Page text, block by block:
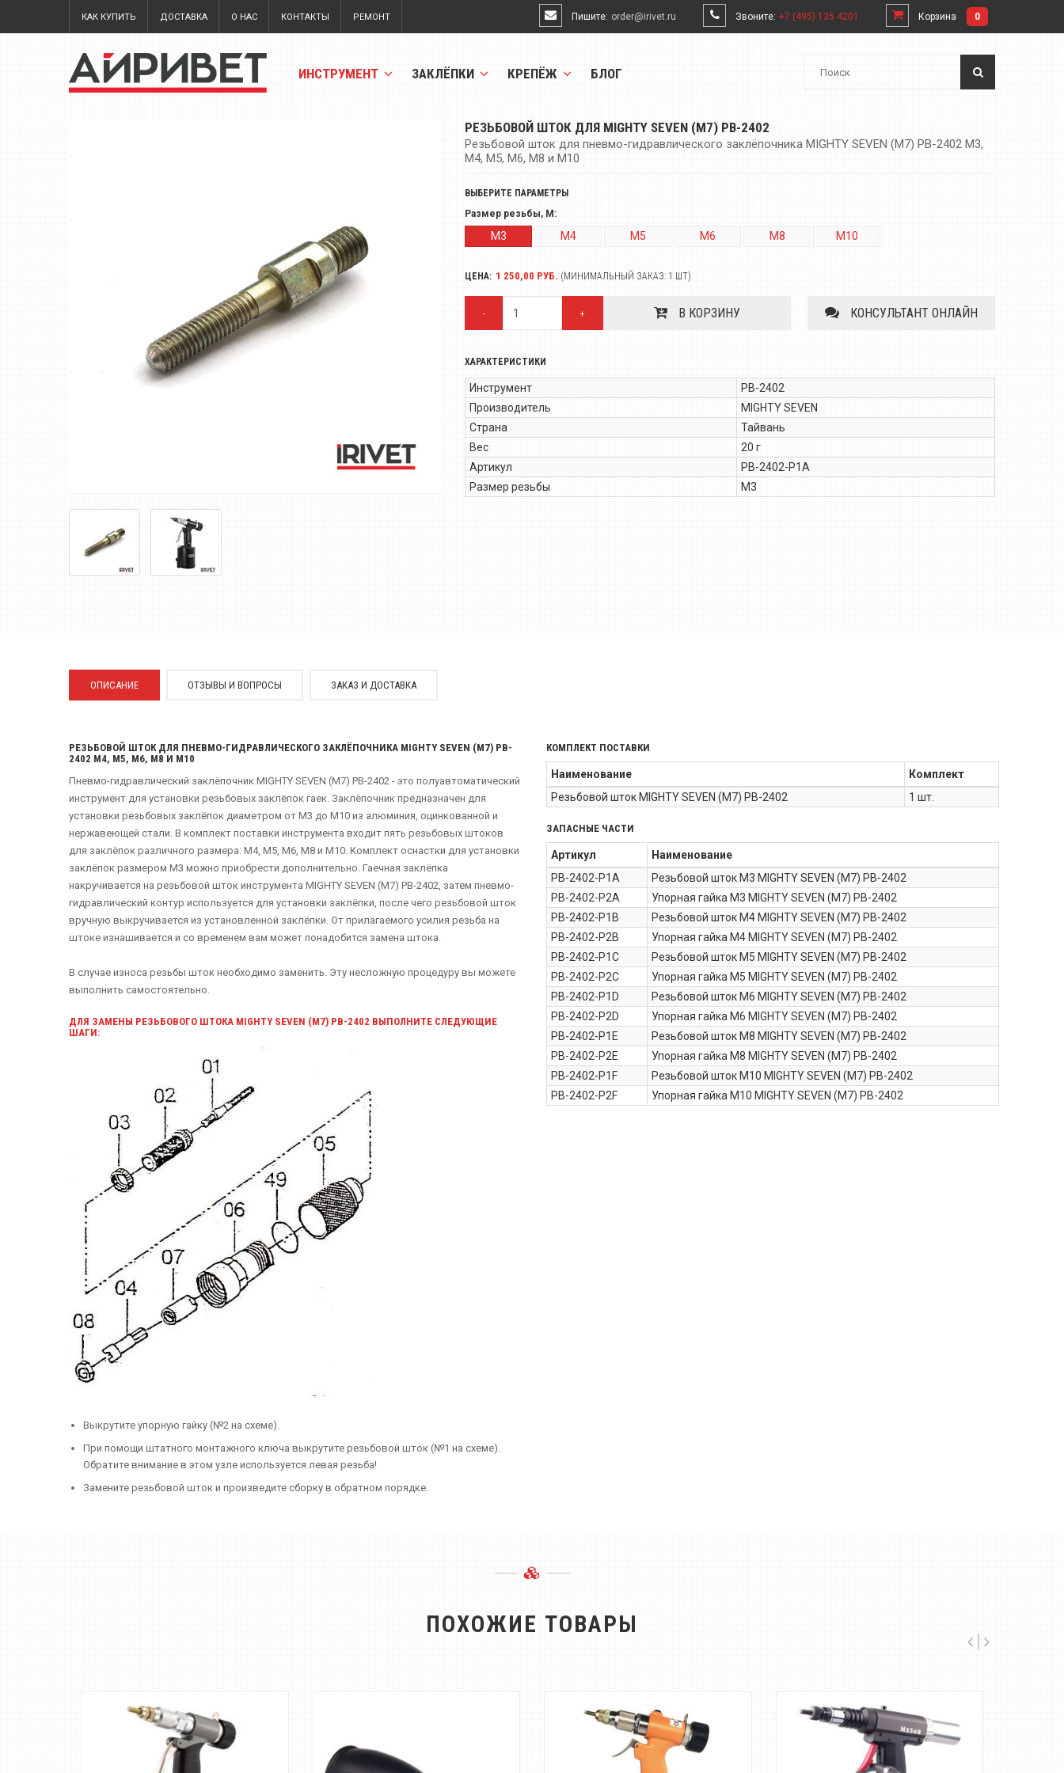
КАК КУПИТЬ ДОСТАВКА О НАС КОНТАКТЫ РЕМОНТ Пишите: order@irivet.ru Звоните: +7 (495) 135 4201 Корзина 0
ИНСТРУМЕНТ ЗАКЛЁПКИ КРЕПЁЖ БЛОГ
РЕЗЬБОВОЙ ШТОК ДЛЯ MIGHTY SEVEN (M7) PB-2402
Резьбовой шток для пневмо-гидравлического заклёпочника MIGHTY SEVEN (M7) PB-2402 M3,
M4, M5, M6, M8 и М10
ВЫБЕРИТЕ ПАРАМЕТРЫ
Размер резьбы, M:
M3 M4 M5 M6 M8 M10
ЦЕНА: 1 250,00 РУБ. (МИНИМАЛЬНЫЙ ЗАКАЗ: 1 ШТ)
- + В КОРЗИНУ КОНСУЛЬТАНТ ОНЛАЙН
ХАРАКТЕРИСТИКИ
Инструмент
PB-2402
Производитель
MIGHTY SEVEN
Страна
Тайвань
Вес
20 г
Артикул
PB-2402-P1A
Размер резьбы
М3
ОПИСАНИЕ ОТЗЫВЫ И ВОПРОСЫ ЗАКАЗ И ДОСТАВКА
РЕЗЬБОВОЙ ШТОК ДЛЯ ПНЕВМО-ГИДРАВЛИЧЕСКОГО ЗАКЛЁПОЧНИКА MIGHTY SEVEN (M7) PB-
2402 М4, М5, М6, М8 И М10
Пневмо-гидравлический заклёпочник MIGHTY SEVEN (M7) PB-2402 - это полуавтоматический
инструмент для установки резьбовых заклёпок гаек. Заклёпочник предназначен для
установки резьбовых заклёпок диаметром от М3 до М10 из алюминия, оцинкованной и
нержавеющей стали. В комплект поставки инструмента входит пять резьбовых штоков
для заклёпок различного размера: М4, М5, М6, М8 и М10. Комплект оснастки для установки
заклёпок размером М3 можно приобрести дополнительно. Гаечная заклёпка
накручивается на резьбовой шток инструмента MIGHTY SEVEN (M7) PB-2402, затем пневмо-
гидравлический контур используется для установки заклёпки, после чего резьбовой шток
вручную выкручивается из установленной заклёпки. От прилагаемого усилия резьба на
штоке изнашивается и со временем вам может понадобится замена штока.
В случае износа резьбы шток необходимо заменить. Эту несложную процедуру вы можете
выполнить самостоятельно.
ДЛЯ ЗАМЕНЫ РЕЗЬБОВОГО ШТОКА MIGHTY SEVEN (M7) PB-2402 ВЫПОЛНИТЕ СЛЕДУЮЩИЕ
ШАГИ:
Выкрутите упорную гайку (№2 на схеме).
При помощи штатного монтажного ключа выкрутите резьбовой шток (№1 на схеме).
Обратите внимание в этом узле используется левая резьба!
Замените резьбовой шток и произведите сборку в обратном порядке.
КОМПЛЕКТ ПОСТАВКИ
Наименование
Комплект
Резьбовой шток MIGHTY SEVEN (M7) PB-2402
1 шт.
ЗАПАСНЫЕ ЧАСТИ
Артикул
Наименование
PB-2402-P1A
Резьбовой шток M3 MIGHTY SEVEN (M7) PB-2402
PB-2402-P2A
Упорная гайка M3 MIGHTY SEVEN (M7) PB-2402
PB-2402-P1B
Резьбовой шток M4 MIGHTY SEVEN (M7) PB-2402
PB-2402-P2B
Упорная гайка M4 MIGHTY SEVEN (M7) PB-2402
PB-2402-P1C
Резьбовой шток M5 MIGHTY SEVEN (M7) PB-2402
PB-2402-P2C
Упорная гайка M5 MIGHTY SEVEN (M7) PB-2402
PB-2402-P1D
Резьбовой шток M6 MIGHTY SEVEN (M7) PB-2402
PB-2402-P2D
Упорная гайка M6 MIGHTY SEVEN (M7) PB-2402
PB-2402-P1E
Резьбовой шток M8 MIGHTY SEVEN (M7) PB-2402
PB-2402-P2E
Упорная гайка M8 MIGHTY SEVEN (M7) PB-2402
PB-2402-P1F
Резьбовой шток M10 MIGHTY SEVEN (M7) PB-2402
PB-2402-P2F
Упорная гайка M10 MIGHTY SEVEN (M7) PB-2402
ПОХОЖИЕ ТОВАРЫ